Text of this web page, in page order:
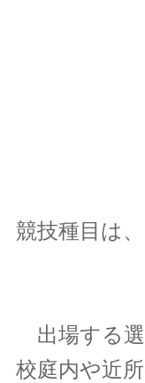
競技種目は
『 大型
『 コオ
出場する
校庭内や近